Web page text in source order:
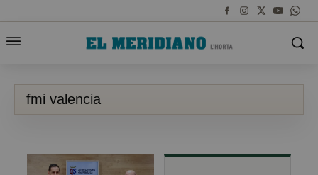
fmi valencia